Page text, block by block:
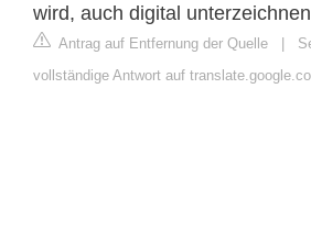
wird, auch digital
Antrag auf Entfernung der Quelle |
vollständige Antwort auf